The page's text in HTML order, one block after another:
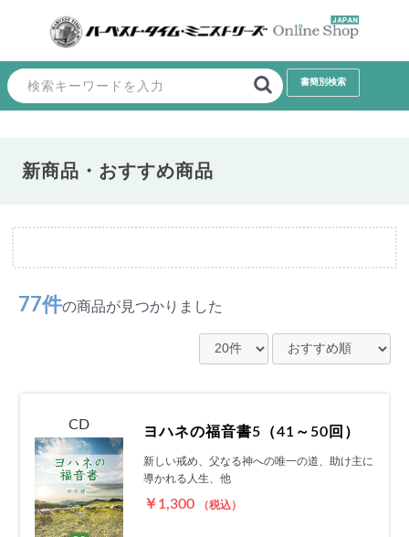
新商品・おすすめ商品
77件の商品が見つかりました
CD ヨハネの福音書5（41～50回）
新しい戒め、父なる神への唯一の道、助け主に
導かれる人生、他
￥1,300 （税込）